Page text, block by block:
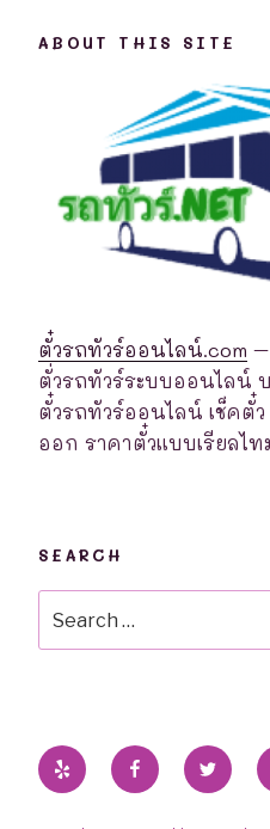
ABOUT THIS SITE
ตั๋วรถทัวร์ออนไลน์.com –
ตั่วรถทัวร์ระบบออนไลน์
ตั๋วรถทัวร์ออนไลน์ เช็คตั๋ว
ออก ราคาตั๋วแบบเรียลไท
SEARCH
for:
Yelp FacebookTwitter